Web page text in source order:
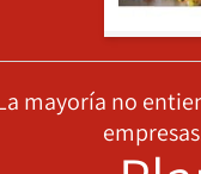
mayoría no